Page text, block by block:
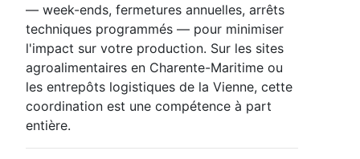
— week-ends, fermetures annuelles, arrêts
techniques programmés — pour minimiser
l'impact sur votre production. Sur les sites
agroalimentaires en Charente-Maritime ou
les entrepôts logistiques de la Vienne, cette
coordination est une compétence à part
entière.